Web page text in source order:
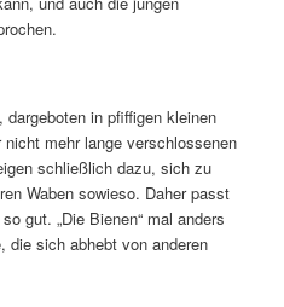
in pfiffigen kleinen
mehr lange verschlossenen
schließlich dazu, sich zu
Waben sowieso. Daher passt
gut. „Die Bienen“ mal anders
die sich abhebt von anderen